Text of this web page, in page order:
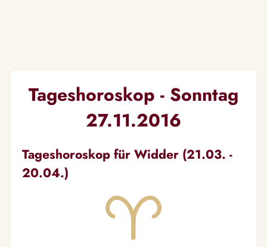
Tageshoroskop - Sonntag
27.11.2016
Tageshoroskop für Widder (21.03. -
20.04.)